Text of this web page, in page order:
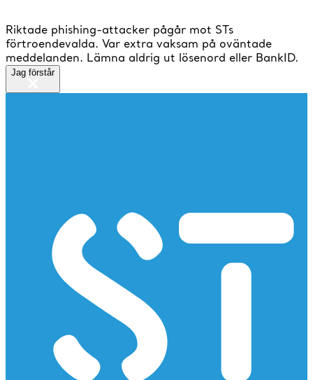
Riktade phishing-attacker pågår mot STs
förtroendevalda. Var extra vaksam på oväntade
meddelanden. Lämna aldrig ut lösenord eller BankID.
Jag förstår